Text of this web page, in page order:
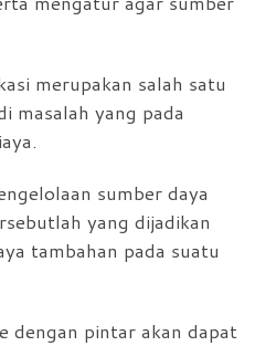
merupakan salah satu
masalah yang pada
sumber daya
yang dijadikan
tambahan pada suatu
dengan pintar akan dapat